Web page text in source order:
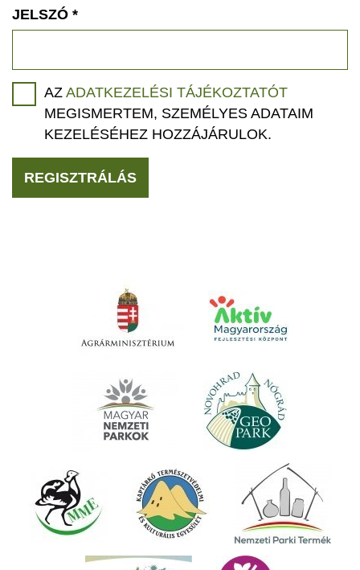
JELSZÓ *
AZ ADATKEZELÉSI TÁJÉKOZTATÓT
MEGISMERTEM, SZEMÉLYES ADATAIM
KEZELÉSÉHEZ HOZZÁJÁRULOK.
REGISZTRÁLÁS